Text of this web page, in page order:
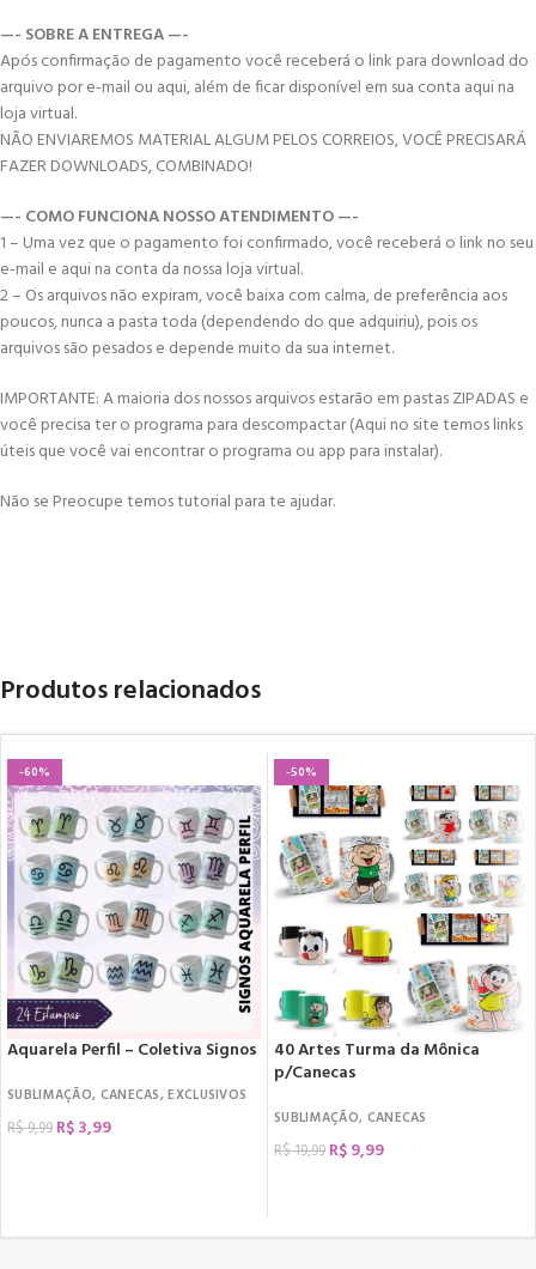
—- SOBRE A ENTREGA —-
Após confirmação de pagamento você receberá o link para download do
arquivo por e-mail ou aqui, além de ficar disponível em sua conta aqui na
loja virtual.
NÃO ENVIAREMOS MATERIAL ALGUM PELOS CORREIOS, VOCÊ PRECISARÁ
FAZER DOWNLOADS, COMBINADO!
—- COMO FUNCIONA NOSSO ATENDIMENTO —-
1 – Uma vez que o pagamento foi confirmado, você receberá o link no seu
e-mail e aqui na conta da nossa loja virtual.
2 – Os arquivos não expiram, você baixa com calma, de preferência aos
poucos, nunca a pasta toda (dependendo do que adquiriu), pois os
arquivos são pesados e depende muito da sua internet.
IMPORTANTE: A maioria dos nossos arquivos estarão em pastas ZIPADAS e
você precisa ter o programa para descompactar (Aqui no site temos links
úteis que você vai encontrar o programa ou app para instalar).
Não se Preocupe temos tutorial para te ajudar.
Produtos relacionados
-60%
Aquarela Perfil – Coletiva Signos
SUBLIMAÇÃO, CANECAS,EXCLUSIVOS
R$9,99 R$3,99
-50%
40 Artes Turma da Mônica
p/Canecas
SUBLIMAÇÃO, CANECAS
R$19,99 R$9,99